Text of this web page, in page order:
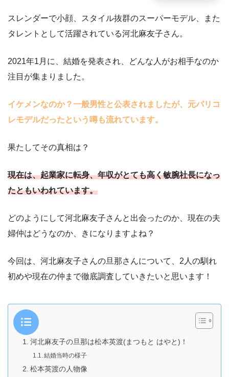
スレンダーで小顔、スタイル抜群のスーパーモデル、また
タレントとして活躍されている河北麻友子さん。
2021年1月に、結婚を発表され、どんな人がお相手なのか
注目が集まりました。
イケメンなのか？一般男性と公表されましたが、元パリコ
レモデルだったという噂も流れています。
果たしてその真相は？
現在は、起業家に転身、年収がとても高く敏腕社長になっ
たともいわれています。
どのようにして河北麻友子さんと出会ったのか、現在の夫
婦仲はどうなのか、きになりますよね？
今回は、河北麻友子さんの旦那さんについて、2人の馴れ
初めや現在の仲まで徹底調査していきたいと思います！
河北麻友子の旦那は松本英渡(まつもと はやと)！
結婚当時の様子
松本英渡の人物像